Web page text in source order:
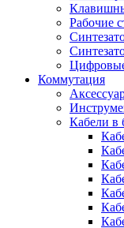
Рабочие
Коммутация
Кабели в